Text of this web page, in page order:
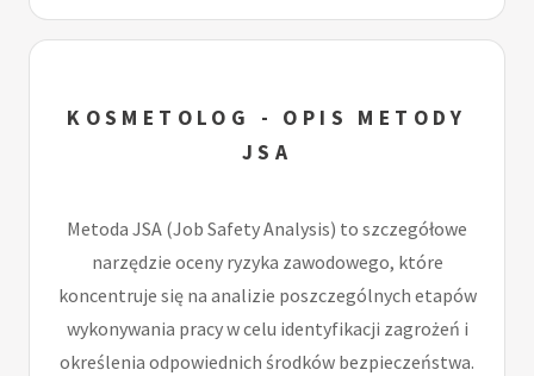
KOSMETOLOG - OPIS METODY
JSA
Metoda JSA (Job Safety Analysis) to szczegółowe
narzędzie oceny ryzyka zawodowego, które
koncentruje się na analizie poszczególnych etapów
wykonywania pracy w celu identyfikacji zagrożeń i
określenia odpowiednich środków bezpieczeństwa.